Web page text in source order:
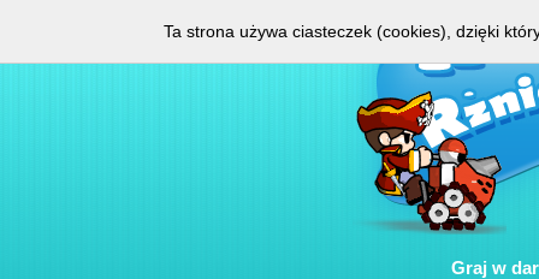
Graj w
Ta strona używa ciasteczek (cookies), dzięki